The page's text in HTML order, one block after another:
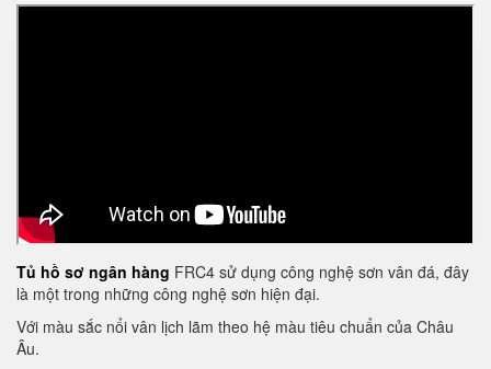
Tủ hồ sơ ngân hàng FRC4 sử dụng công nghệ sơn vân đá, đây
là một trong những công nghệ sơn hiện đại.
Với màu sắc nổi vân lịch lãm theo hệ màu tiêu chuẩn của Châu
Âu.